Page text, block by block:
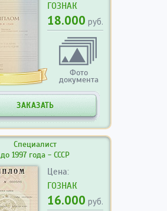
ГОЗНАК
18.000 руб.
Фото
документа
ЗАКАЗАТЬ
Специалист
до 1997 года - СССР
Цена:
ГОЗНАК
16.000 руб.